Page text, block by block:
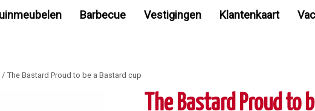
The Bastard Proud to be a Bastard cup
Barbecue Vestigingen Klantenkaart
The Bastard Proud to